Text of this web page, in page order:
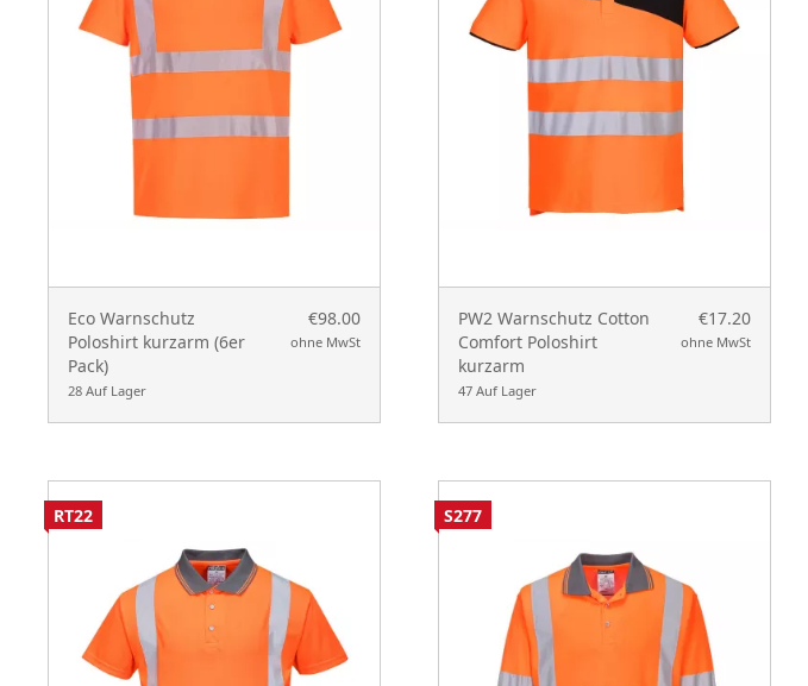
Eco Warnschutz
Poloshirt kurzarm (6er
Pack)
28 Auf Lager
€98.00
ohne MwSt
PW2 Warnschutz Cotton
Comfort Poloshirt
kurzarm
47 Auf Lager
€17.20
ohne MwSt
RT22 S277